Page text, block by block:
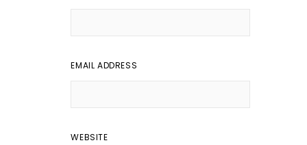
EMAIL ADDRESS
WEBSITE